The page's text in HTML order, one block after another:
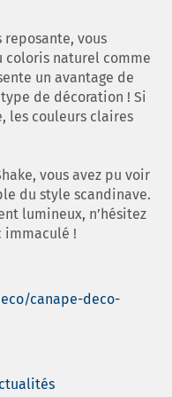
vous
coloris naturel comme
un avantage de
de décoration ! Si
les couleurs claires
vous avez pu voir
du style scandinave.
lumineux, n’hésitez
immaculé !
canape-deco-